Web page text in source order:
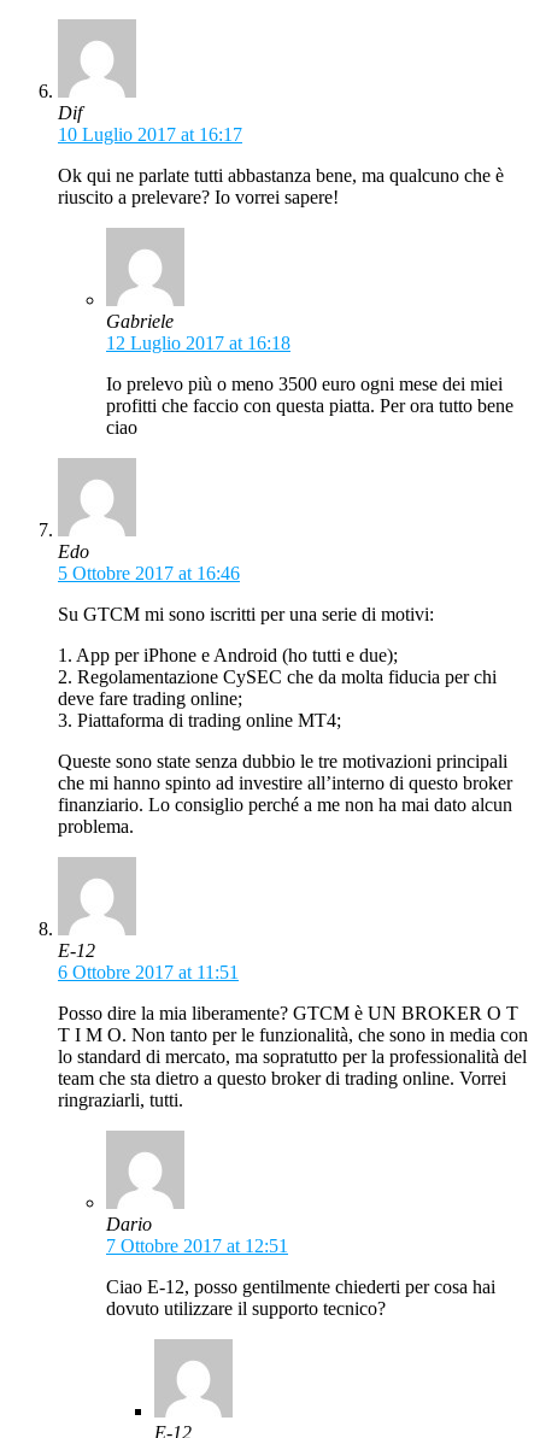
Dif
10 Luglio 2017 at 16:17
Ok qui ne parlate tutti abbastanza bene, ma qualcuno che è
riuscito a prelevare? Io vorrei sapere!
Gabriele
12 Luglio 2017 at 16:18
Io prelevo più o meno 3500 euro ogni mese dei miei
profitti che faccio con questa piatta. Per ora tutto bene
ciao
Edo
5 Ottobre 2017 at 16:46
Su GTCM mi sono iscritti per una serie di motivi:
1. App per iPhone e Android (ho tutti e due);
2. Regolamentazione CySEC che da molta fiducia per chi
deve fare trading online;
3. Piattaforma di trading online MT4;
Queste sono state senza dubbio le tre motivazioni principali
che mi hanno spinto ad investire all’interno di questo broker
finanziario. Lo consiglio perché a me non ha mai dato alcun
problema.
E-12
6 Ottobre 2017 at 11:51
Posso dire la mia liberamente? GTCM è UN BROKER O T
T I M O. Non tanto per le funzionalità, che sono in media con
lo standard di mercato, ma sopratutto per la professionalità del
team che sta dietro a questo broker di trading online. Vorrei
ringraziarli, tutti.
Dario
7 Ottobre 2017 at 12:51
Ciao E-12, posso gentilmente chiederti per cosa hai
dovuto utilizzare il supporto tecnico?
E-12